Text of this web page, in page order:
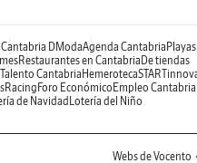
Cantabria DModaAgenda Cantabria Playas
Restaurantes en Cantabria De tiendas
Talento Cantabria Hemeroteca
Racing Foro Económico Empleo Cantabria
de Navidad Lotería del Niño
Webs de Vocento